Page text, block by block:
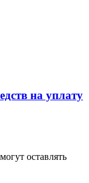
на уплату
оставлять